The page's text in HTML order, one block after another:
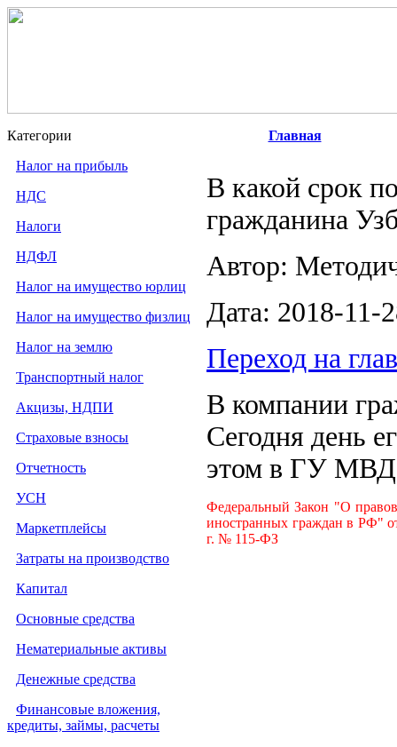
Категории
Налог на прибыль
НДС
Налоги
НДФЛ
Налог на имущество юрлиц
Налог на имущество физлиц
Налог на землю
Транспортный налог
Акцизы, НДПИ
Страховые взносы
Отчетность
УСН
Маркетплейсы
Затраты на производство
Капитал
Основные средства
Нематериальные активы
Денежные средства
Финансовые вложения,
кредиты, займы, расчеты
Главная
В какой срок
гражданина
Автор:
Дата: 2018-11-
Переход на
В компании
Сегодня день
этом в ГУ МВД
Федеральный Закон "О
иностранных граждан в РФ"
г. № 115-ФЗ